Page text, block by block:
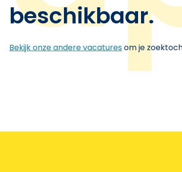
beschikbaar.
Bekijk onze andere vacaturesom je